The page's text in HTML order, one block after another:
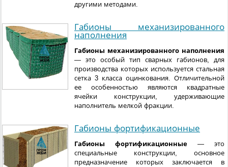
другими методами.
Габионы механизированного
наполнения
Габионы механизированного наполнения
— это особый тип сварных габионов, для
производства которых используется стальная
сетка 3 класса оцинкования. Отличительной
ее особенностью являются квадратные
ячейки конструкции, удерживающие
наполнитель мелкой фракции.
Габионы фортификационные
Габионы фортификационные — это
специальные конструкции, основное
предназначение которых заключается в